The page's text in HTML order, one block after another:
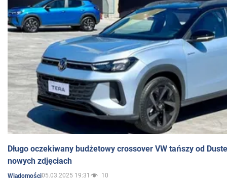
Długo oczekiwany budżetowy crossover VW tańszy od
nowych zdjęciach
Wiadomości05.03.2025 19:31 10